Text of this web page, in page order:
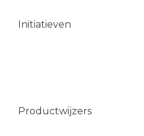
Initiatieven
Productwijzers